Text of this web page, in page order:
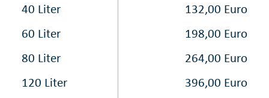
40 Liter
132,00 Euro
60 Liter
198,00 Euro
80 Liter
264,00 Euro
120 Liter
396,00 Euro